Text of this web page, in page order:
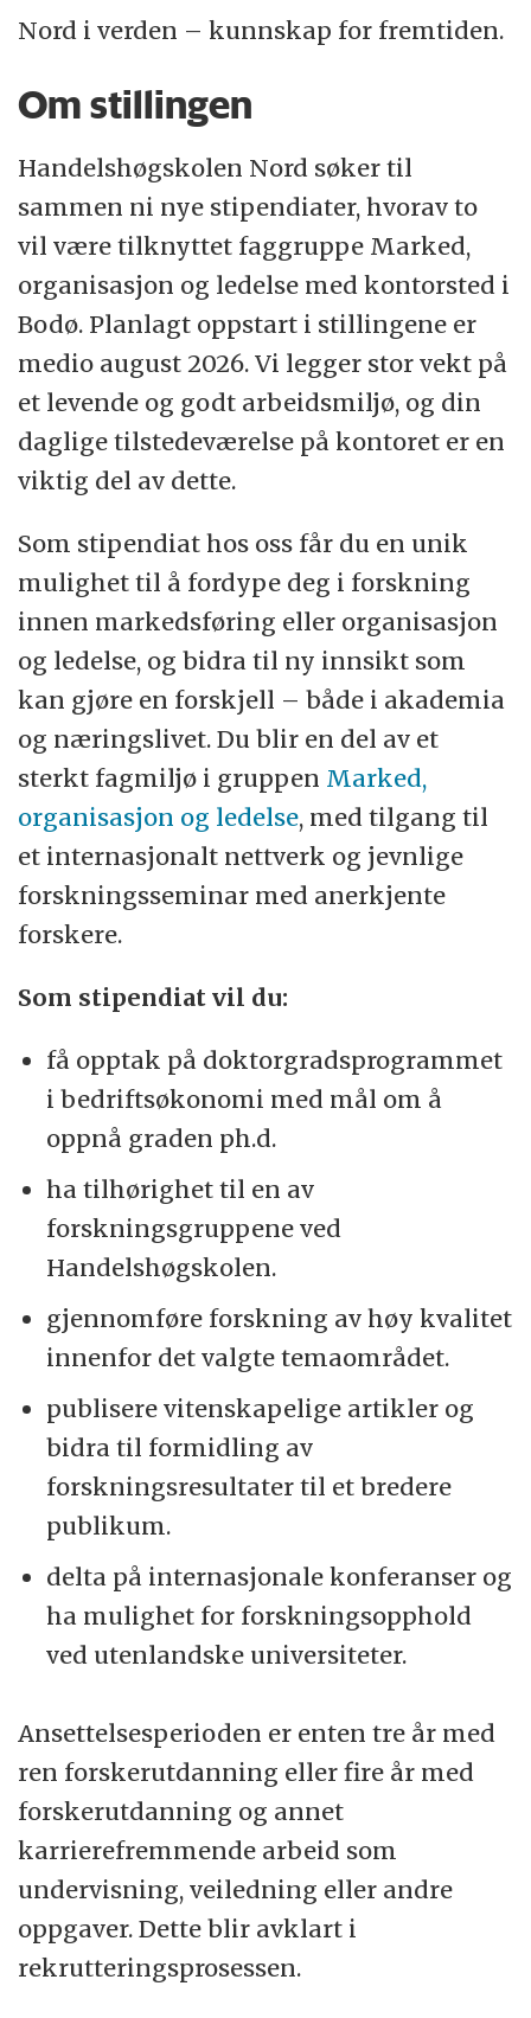
HHN er for tiden i en prosess for å oppnå
AACSB‑akkreditering.
Nord i verden – kunnskap for fremtiden.
Om stillingen
Handelshøgskolen Nord søker til
sammen ni nye stipendiater, hvorav to
vil være tilknyttet faggruppe Marked,
organisasjon og ledelse med kontorsted i
Bodø. Planlagt oppstart i stillingene er
medio august 2026. Vi legger stor vekt på
et levende og godt arbeidsmiljø, og din
daglige tilstedeværelse på kontoret er en
viktig del av dette.
Som stipendiat hos oss får du en unik
mulighet til å fordype deg i forskning
innen markedsføring eller organisasjon
og ledelse, og bidra til ny innsikt som
kan gjøre en forskjell – både i akademia
og næringslivet. Du blir en del av et
sterkt fagmiljø i gruppen Marked,
organisasjon og ledelse, med tilgang til
et internasjonalt nettverk og jevnlige
forskningsseminar med anerkjente
forskere.
Som stipendiat vil du:
få opptak på doktorgradsprogrammet
i bedriftsøkonomi med mål om å
oppnå graden ph.d.
ha tilhørighet til en av
forskningsgruppene ved
Handelshøgskolen.
gjennomføre forskning av høy kvalitet
innenfor det valgte temaområdet.
publisere vitenskapelige artikler og
bidra til formidling av
forskningsresultater til et bredere
publikum.
delta på internasjonale konferanser og
ha mulighet for forskningsopphold
ved utenlandske universiteter.
Ansettelsesperioden er enten tre år med
ren forskerutdanning eller fire år med
forskerutdanning og annet
karrierefremmende arbeid som
undervisning, veiledning eller andre
oppgaver. Dette blir avklart i
rekrutteringsprosessen.